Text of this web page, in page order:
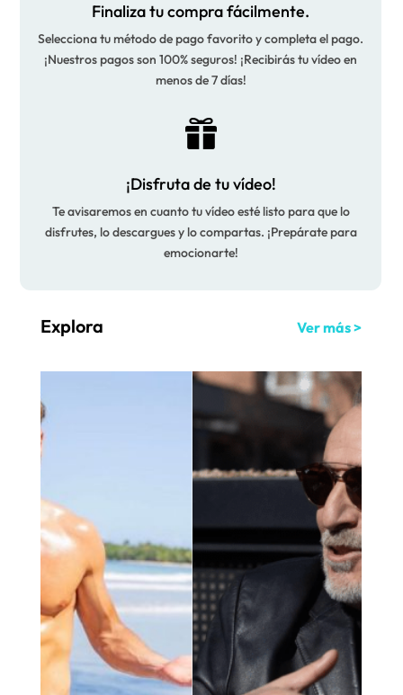
Finaliza tu compra fácilmente.
Selecciona tu método de pago favorito y completa el pago.
¡Nuestros pagos son 100% seguros! ¡Recibirás tu vídeo en
menos de 7 días!

¡Disfruta de tu vídeo!
Te avisaremos en cuanto tu vídeo esté listo para que lo
disfrutes, lo descargues y lo compartas. ¡Prepárate para
emocionarte!
Explora Ver más >